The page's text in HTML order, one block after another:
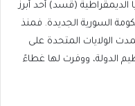
الديمقراطية (قسد) أحد أبرز
السورية الجديدة. فمنذ
الولايات المتحدة على
الدولة، ووفرت لها غطاءً